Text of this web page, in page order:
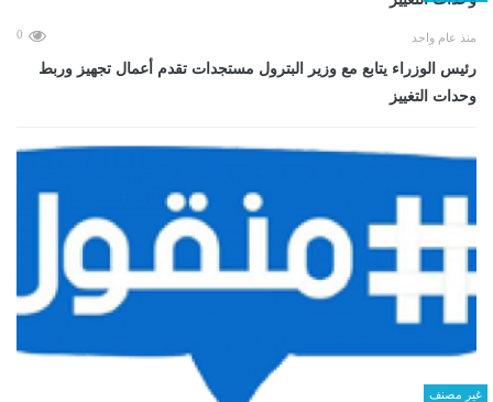
منذ عام واحد 0
رئيس الوزراء يتابع مع وزير البترول مستجدات تقدم أعمال تجهيز وربط
وحدات التغييز
غير مصنف